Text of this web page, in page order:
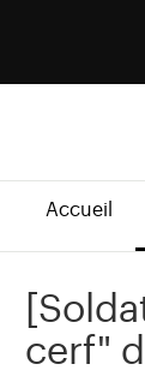
Accueil
cerf"